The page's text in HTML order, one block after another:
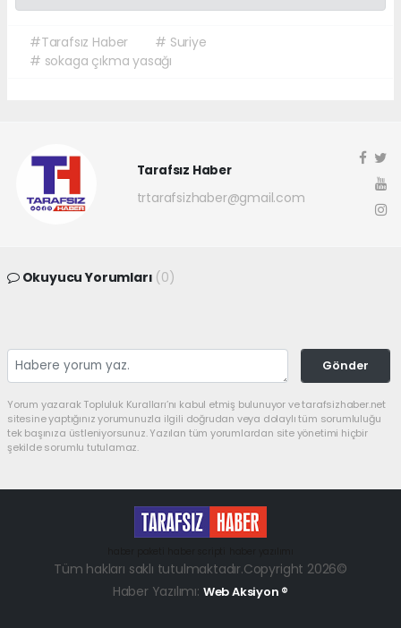
#Tarafsız Haber
# Suriye
# sokaga çıkma yasağı
Tarafsız Haber
trtarafsizhaber@gmail.com
Okuyucu Yorumları (0)
Gönder
Yorum yazarak Topluluk Kuralları’nı kabul etmiş bulunuyor ve tarafsizhaber.net
sitesine yaptığınız yorumunuzla ilgili doğrudan veya dolaylı tüm sorumluluğu
tek başınıza üstleniyorsunuz. Yazılan tüm yorumlardan site yönetimi hiçbir
şekilde sorumlu tutulamaz.
Tüm hakları saklı tutulmaktadır.Copyright 2026©
Haber Yazılımı: Web Aksiyon ®